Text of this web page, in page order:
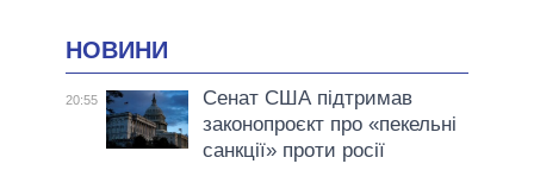
НОВИНИ
20:55
Сенат США підтримав
законопроєкт про «пекельні
санкції» проти росії